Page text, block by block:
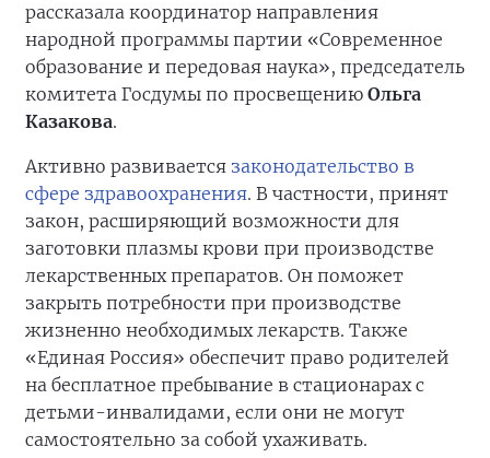
рассказала координатор направления
народной программы партии «Современное
образование и передовая наука», председатель
комитета Госдумы по просвещению Ольга
Казакова.
Активно развивается законодательство в
сфере здравоохранения. В частности, принят
закон, расширяющий возможности для
заготовки плазмы крови при производстве
лекарственных препаратов. Он поможет
закрыть потребности при производстве
жизненно необходимых лекарств. Также
«Единая Россия» обеспечит право родителей
на бесплатное пребывание в стационарах с
детьми-инвалидами, если они не могут
самостоятельно за собой ухаживать.